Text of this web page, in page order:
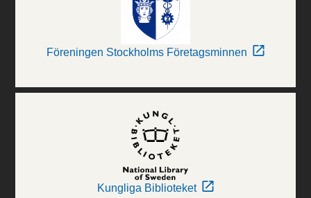
Föreningen Stockholms Företagsminnen
Kungliga Biblioteket